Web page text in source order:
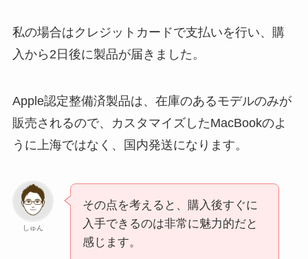
私の場合はクレジットカードで支払いを行い、購
入から2日後に製品が届きました。
Apple認定整備済製品は、在庫のあるモデルのみが
販売されるので、カスタマイズしたMacBookのよ
うに上海ではなく、国内発送になります。
しゅん
その点を考えると、購入後すぐに
入手できるのは非常に魅力的だと
感じます。